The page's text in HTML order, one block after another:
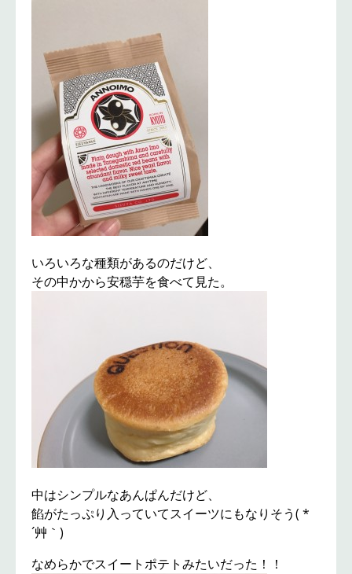
いろいろな種類があるのだけど、
その中かから安穏芋を食べて見た。
中はシンプルなあんぱんだけど、
餡がたっぷり入っていてスイーツにもなりそう( *
´艸｀)
なめらかでスイートポテトみたいだった！！